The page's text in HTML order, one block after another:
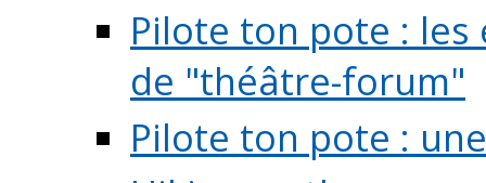
Pilote ton pote :
de "théâtre-forum"
Pilote ton pote :